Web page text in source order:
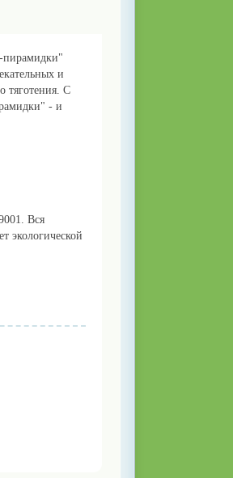
пирамидки"
и
тяготения. С
- и
Вся
экологической